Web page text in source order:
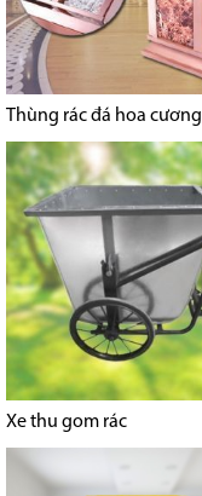
Thùng rác đá hoa cương
Xe thu gom rác